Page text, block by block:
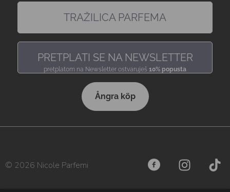
TRAŽILICA PARFEMA
PRETPLATI SE NA NEWSLETTER
pretplatom na Newsletter ostvaruješ 10% popusta
Ångra köp
© 2026 Nicole Parfemi